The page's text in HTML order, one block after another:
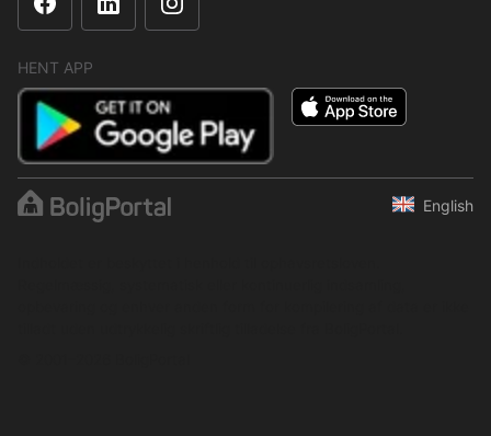
HENT APP
English